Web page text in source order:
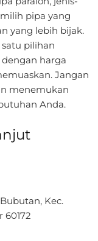
pipa yang
yang lebih bijak.
pilihan
harga
Jangan
menemukan
Anda.
Kec.
60172